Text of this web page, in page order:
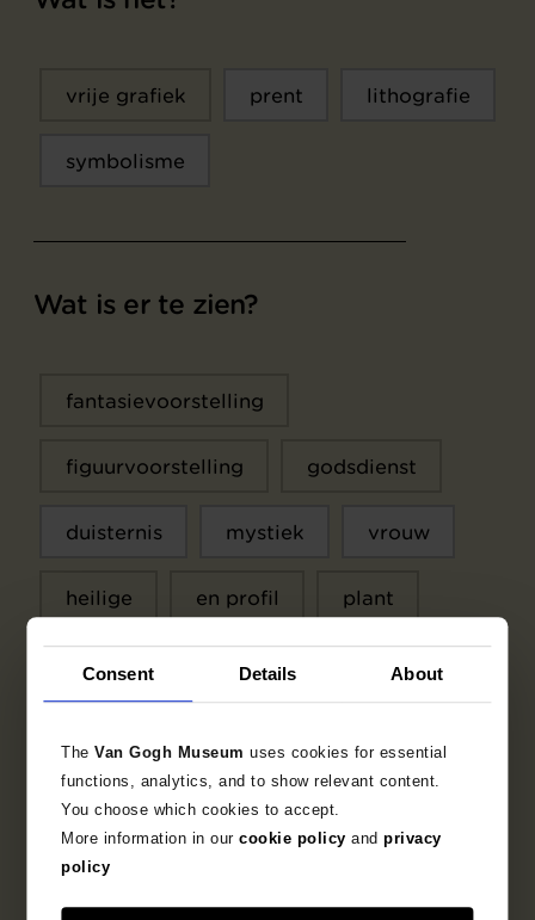
Consent Details About
TheVan Gogh Museumuses cookies for essential
functions, analytics, and to show relevant content.
You choose which cookies to accept.
More information in ourcookie policy andprivacy
policy
vrije grafiek prent lithografie
symbolisme
Wat is er te zien?
fantasievoorstelling
figuurvoorstelling godsdienst
duisternis mystiek vrouw
heilige en profil plant
Context
Prentmaker
Odilon Redon